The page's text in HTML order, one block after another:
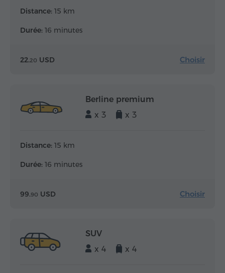
Distance: 15 km
Durée: 16 minutes
22.20 USD Choisir
Berline premium
x 3
x 3
Distance: 15 km
Durée: 16 minutes
99.90 USD Choisir
SUV
x 4
x 4